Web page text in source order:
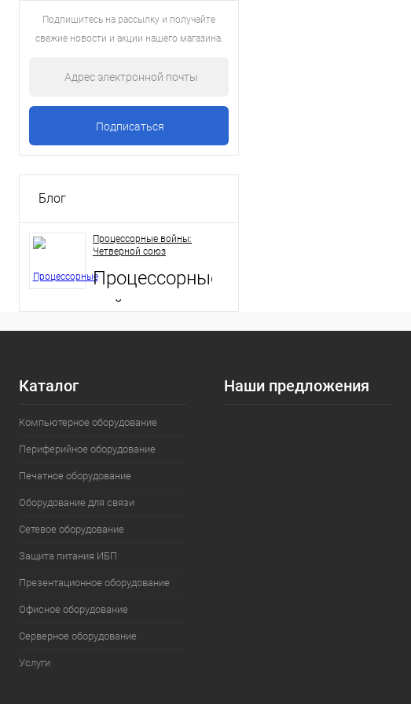
Подпишитесь на рассылку и получайте
свежие новости и акции нашего магазина.
Блог
Процессорные войны:
Четверной союз
Процессорные
войны:
Четверной
войны: как рынок
процессоров
битву четырех
Каталог
Компьютерное оборудование
Периферийное оборудование
Печатное оборудование
Оборудование для связи
Сетевое оборудование
Защита питания ИБП
Презентационное оборудование
Офисное оборудование
Серверное оборудование
Услуги
Наши предложения